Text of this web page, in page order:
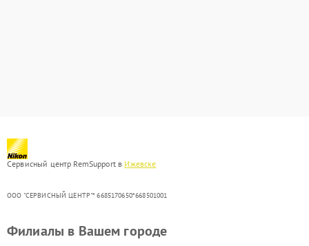
Сервисный центр RemSupport в Ижевске
ООО "СЕРВИСНЫЙ ЦЕНТР"* 6685170650*668501001
Филиалы в Вашем городе